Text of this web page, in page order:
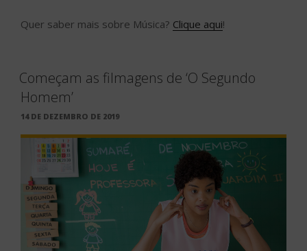
Quer saber mais sobre Música? Clique aqui!
Começam as filmagens de ‘O Segundo
Homem’
PUBLICADO
14 DE DEZEMBRO DE 2019